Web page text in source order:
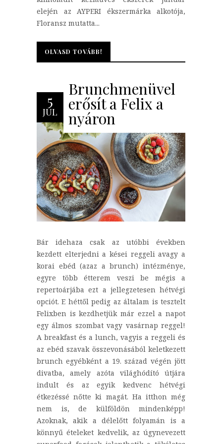
elején az AYPERI ékszermárka alkotója,
Floransz mutatta...
OLVASD TOVÁBB!
OLVASD TOVÁBB!
5
JÚL
Brunchmenüvel
erősít a Felix a
nyáron
Bár idehaza csak az utóbbi években
kezdett elterjedni a kései reggeli avagy a
korai ebéd (azaz a brunch) intézménye,
egyre több étterem veszi be mégis a
repertoárjába ezt a jellegzetesen hétvégi
opciót. E héttől pedig az általam is tesztelt
Felixben is kezdhetjük már ezzel a napot
egy álmos szombat vagy vasárnap reggel!
A breakfast és a lunch, vagyis a reggeli és
az ebéd szavak összevonásából keletkezett
brunch egyébként a 19. század végén jött
divatba, amely azóta világhódító útjára
indult és az egyik kedvenc hétvégi
étkezéssé nőtte ki magát. Ha itthon még
nem is, de külföldön mindenképp!
Azoknak, akik a délelőtt folyamán is a
könnyű ételeket kedvelik, az úgynevezett